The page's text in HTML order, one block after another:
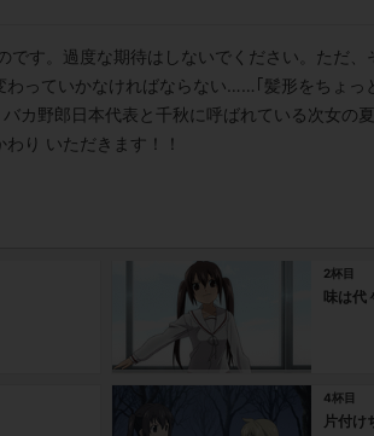
す。過度な期待はしないでください。ただ
っていかなければならない……｢髪形をちょっ
カ野郎日本代表と千秋に呼ばれている次女の
り いただきます！！
2杯目
味は代
4杯目
片付け